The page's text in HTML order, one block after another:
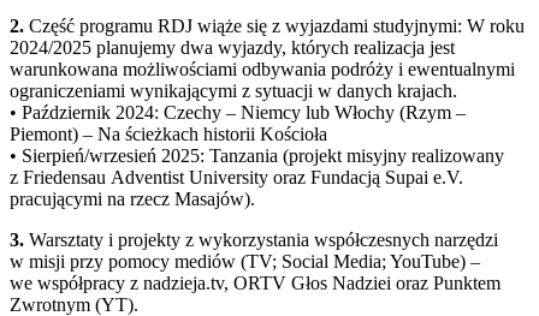
2. Część programu RDJ wiąże się z wyjazdami studyjnymi: W roku
2024/2025 planujemy dwa wyjazdy, których realizacja jest
warunkowana możliwościami odbywania podróży i ewentualnymi
ograniczeniami wynikającymi z sytuacji w danych krajach.
• Październik 2024: Czechy – Niemcy lub Włochy (Rzym –
Piemont) – Na ścieżkach historii Kościoła
• Sierpień/wrzesień 2025: Tanzania (projekt misyjny realizowany
z Friedensau Adventist University oraz Fundacją Supai e.V.
pracującymi na rzecz Masajów).
3. Warsztaty i projekty z wykorzystania współczesnych narzędzi
w misji przy pomocy mediów (TV; Social Media; YouTube) –
we współpracy z nadzieja.tv, ORTV Głos Nadziei oraz Punktem
Zwrotnym (YT).